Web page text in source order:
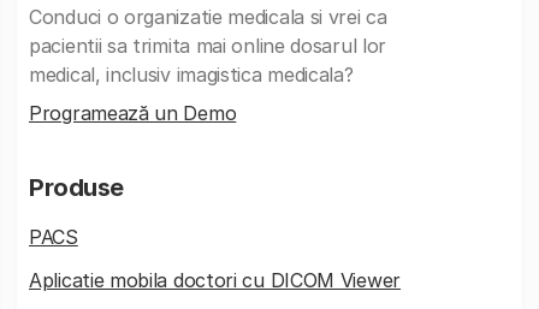
Conduci o organizatie medicala si vrei ca
pacientii sa trimita mai online dosarul lor
medical, inclusiv imagistica medicala?
Programează un Demo
Produse
PACS
Aplicatie mobila doctori cu DICOM Viewer